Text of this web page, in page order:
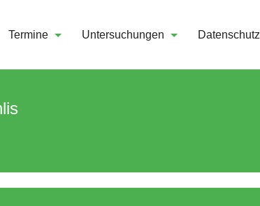
Termine Untersuchungen Datenschutz